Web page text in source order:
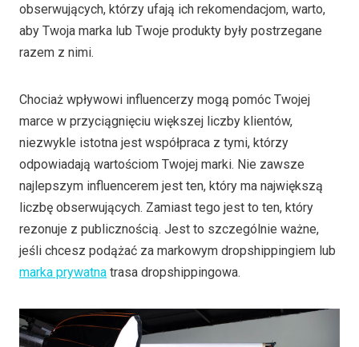
obserwujących, którzy ufają ich rekomendacjom, warto,
aby Twoja marka lub Twoje produkty były postrzegane
razem z nimi.
Chociaż wpływowi influencerzy mogą pomóc Twojej
marce w przyciągnięciu większej liczby klientów,
niezwykle istotna jest współpraca z tymi, którzy
odpowiadają wartościom Twojej marki. Nie zawsze
najlepszym influencerem jest ten, który ma największą
liczbę obserwujących. Zamiast tego jest to ten, który
rezonuje z publicznością. Jest to szczególnie ważne,
jeśli chcesz podążać za markowym dropshippingiem lub
marka prywatna trasa dropshippingowa.